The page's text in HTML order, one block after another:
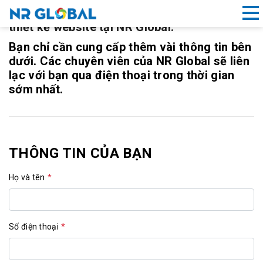
Liên kết nhanh
Dịch
Vụ
Đà
Đăng
tên
miền
Hồ
Cảm ơn bạn đã tin tưởng và sử dụng dịch vụ
thiết kế website tại NR Global.
Bạn chỉ cần cung cấp thêm vài thông tin bên
dưới. Các chuyên viên của NR Global sẽ liên
lạc với bạn qua điện thoại trong thời gian
sớm nhất.
THÔNG TIN CỦA BẠN
Họ và tên *
Số điện thoại *